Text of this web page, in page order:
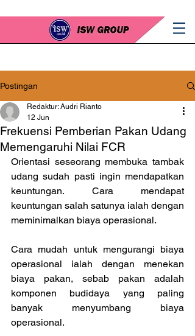
Postingan
Frekuensi Pemberian Pakan Udang
Memengaruhi Nilai FCR
Redaktur: Audri Rianto
12 Jun
Orientasi seseorang membuka tambak
udang sudah pasti ingin mendapatkan
keuntungan. Cara mendapat
keuntungan salah satunya ialah dengan
meminimalkan biaya operasional.
Cara mudah untuk mengurangi biaya
operasional ialah dengan menekan
biaya pakan, sebab pakan adalah
komponen budidaya yang paling
banyak menyumbang biaya
operasional.